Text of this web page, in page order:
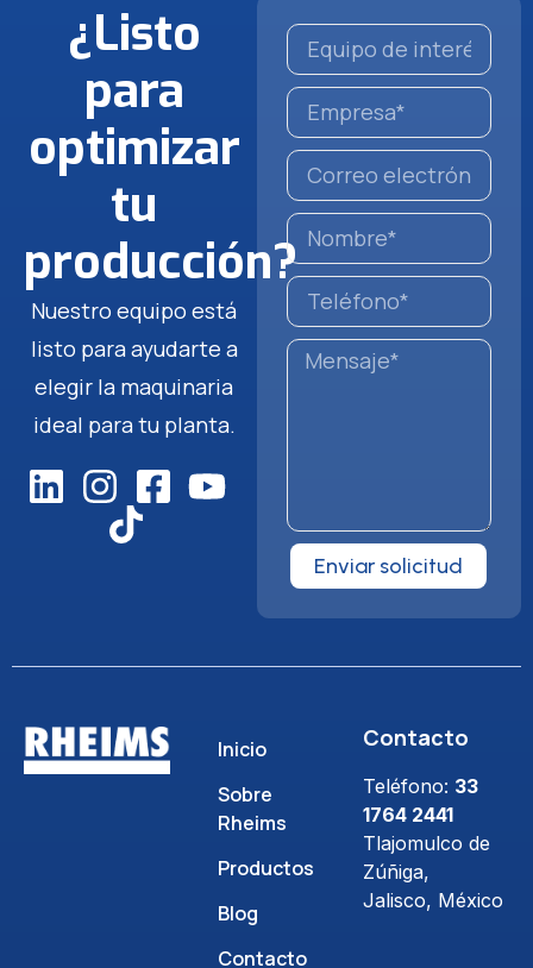
¿Listo
para
optimizar
tu
producción?
Nuestro equipo está
listo para ayudarte a
elegir la maquinaria
ideal para tu planta.
Enviar solicitud
Inicio
Sobre
Rheims
Productos
Blog
Contacto
Contacto
Teléfono: 33
1764 2441
Tlajomulco de
Zúñiga,
Jalisco, México